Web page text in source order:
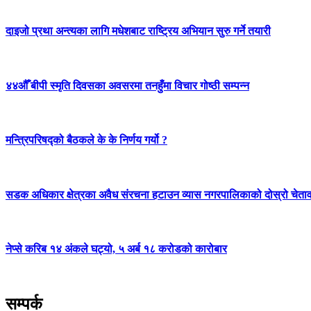
दाइजो प्रथा अन्त्यका लागि मधेशबाट राष्ट्रिय अभियान सुरु गर्ने तयारी
४४औँ बीपी स्मृति दिवसका अवसरमा तनहुँमा विचार गोष्ठी सम्पन्न
मन्त्रिपरिषद्को बैठकले के के निर्णय गर्यो ?
सडक अधिकार क्षेत्रका अवैध संरचना हटाउन व्यास नगरपालिकाको दोस्रो
नेप्से करिब १४ अंकले घट्यो, ५ अर्ब १८ करोडको कारोबार
सम्पर्क